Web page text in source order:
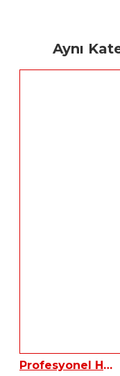
Aynı
Profesyonel Halı Yıkama Makinesi Dass DSC50